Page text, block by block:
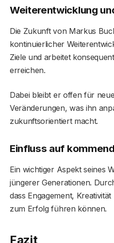
Weiterentwicklung
Die Zukunft von Markus
kontinuierlicher
Ziele und arbeitet
erreichen.
Dabei bleibt er offen für
Veränderungen, was ihn
zukunftsorientiert macht.
Einfluss auf
Ein wichtiger Aspekt seines
jüngerer Generationen.
dass Engagement,
zum Erfolg führen können.
Fazit